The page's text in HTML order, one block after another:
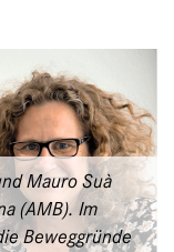
Mauro Suà
(AMB). Im
Beweggründe